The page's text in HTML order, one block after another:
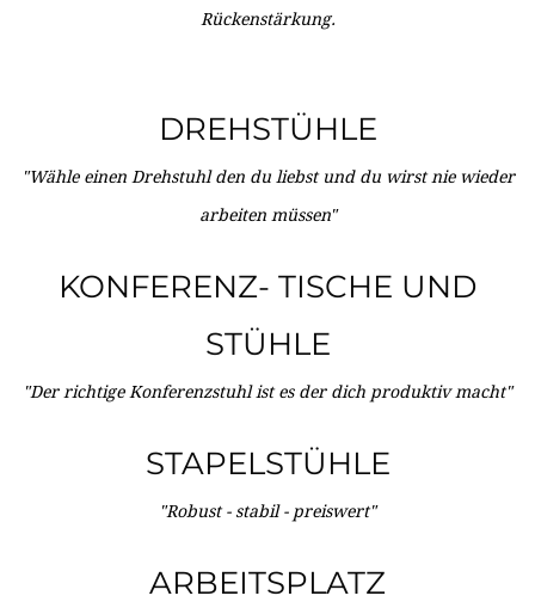
Rückenstärkung.
DREHSTÜHLE
"Wähle einen Drehstuhl den du liebst und du wirst nie wieder
arbeiten müssen"
KONFERENZ- TISCHE UND
STÜHLE
"Der richtige Konferenzstuhl ist es der dich produktiv macht"
STAPELSTÜHLE
"Robust - stabil - preiswert"
ARBEITSPLATZ